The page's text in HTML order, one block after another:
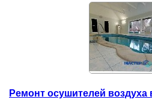
Ремонт осушителей